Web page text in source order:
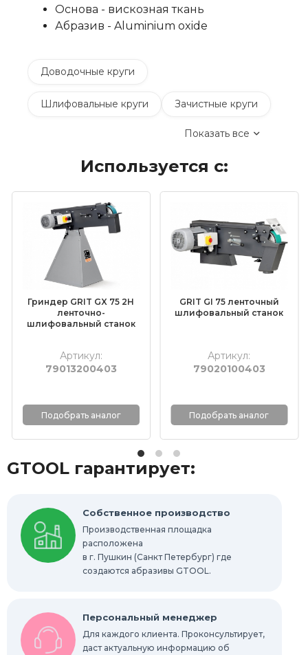
Основа - вискозная ткань
Абразив - Aluminium oxide
Доводочные круги
Шлифовальные круги Зачистные круги
Круги лепестковые торцевые шлифовальные
(КЛТ)
Шлифовальные круги на липучке Velcro
Обдирочные круги
Шлифовальные валики Фибровые круги
Абразивные шлифовальные головки
Круги с креплением Roloc™
Шлифовальные абразивные ленты
Отрезные круги по металлу
Шлифовальные гильзы
Шлифовальные абразивные губки, бруски
Радиальные шлифовальные круги
Конволютные круги
Показать все
Используется с:
Гриндер GRIT GX 75 2H
ленточно-
шлифовальный станок
Артикул:
79013200403
Подобрать аналог
GRIT GI 75 ленточный
шлифовальный станок
Артикул:
79020100403
Подобрать аналог
GTOOL гарантирует:
Собственное производство
Производственная площадка
расположена
в г. Пушкин (Санкт Петербург) где
создаются абразивы GTOOL.
Персональный менеджер
Для каждого клиента. Проконсультирует,
даст актуальную информацию об